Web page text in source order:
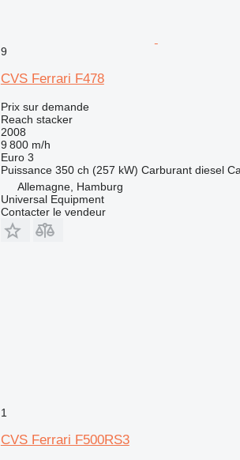
9
CVS Ferrari F478
Prix sur demande
Reach stacker
2008
9 800 m/h
Euro 3
Puissance 350 ch (257 kW) Carburant diesel
Allemagne, Hamburg
Universal Equipment
Contacter le vendeur
1
CVS Ferrari F500RS3